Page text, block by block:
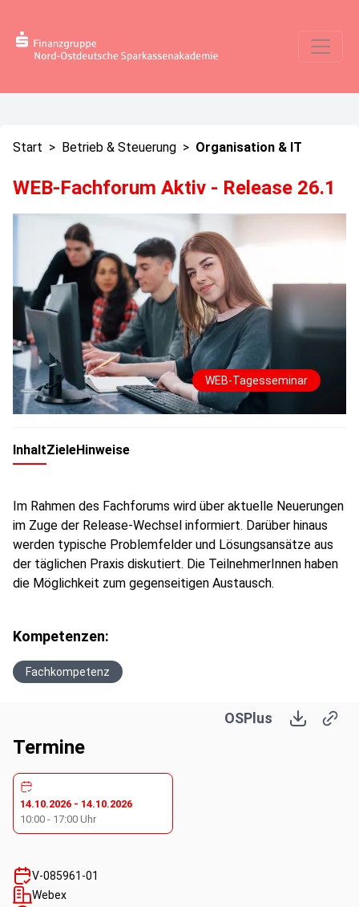
Start > Betrieb & Steuerung > Organisation & IT
WEB-Fachforum Aktiv - Release 26.1
WEB-Tagesseminar
InhaltZieleHinweise
Im Rahmen des Fachforums wird über aktuelle Neuerungen
im Zuge der Release-Wechsel informiert. Darüber hinaus
werden typische Problemfelder und Lösungsansätze aus
der täglichen Praxis diskutiert. Die TeilnehmerInnen haben
die Möglichkeit zum gegenseitigen Austausch.
Kompetenzen:
Fachkompetenz
OSPlus
Termine
14.10.2026 - 14.10.2026
10:00 - 17:00 Uhr
V-085961-01
Webex